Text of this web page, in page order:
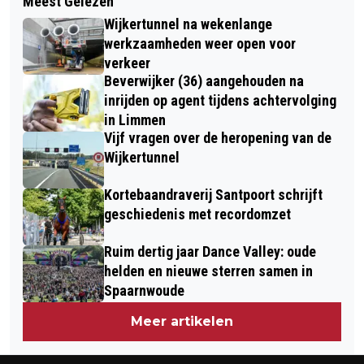
EEN VERBINDEND FEESTJE ONDANKS
PIETENDISCUSSIE EN
PEPERNOTENOORLOG
BOUW TWEEDE VEERPONT IJMUIDEN
OFFICIEEL VAN START
Wijkertunnel na wekenlange
werkzaamheden weer open voor
verkeer
Beverwijker (36) aangehouden na
inrijden op agent tijdens achtervolging
in Limmen
Vijf vragen over de heropening van de
Wijkertunnel
Kortebaandraverij Santpoort schrijft
geschiedenis met recordomzet
Ruim dertig jaar Dance Valley: oude
helden en nieuwe sterren samen in
Spaarnwoude
Meer artikelen